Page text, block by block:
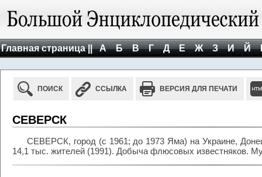
Главная страница || А Б В Г Д Е Ж З И Й
ПОИСК ССЫЛКА ВЕРСИЯ ДЛЯ ПЕЧАТИ
СЕВЕРСК
СЕВЕРСК, город (с 1961; до 1973 Яма) на Украине,
14,1 тыс. жителей (1991). Добыча флюсовых известняков.